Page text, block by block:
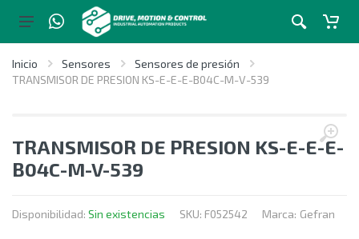
Inicio Sensores
Sensores de presión
TRANSMISOR DE PRESION KS-E-E-E-B04C-M-V-539
TRANSMISOR DE PRESION KS-E-E-E-
B04C-M-V-539
Disponibilidad: Sin existencias SKU: F052542 Marca: Gefran